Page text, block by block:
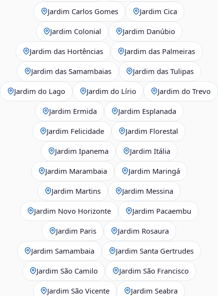
Jardim Carlos Gomes Jardim Cica
Jardim Colonial Jardim Danúbio
Jardim das Hortências Jardim das Palmeiras
Jardim das Samambaias Jardim das Tulipas
Jardim do Lago Jardim do Lírio Jardim do Trevo
Jardim Ermida Jardim Esplanada
Jardim Felicidade Jardim Florestal
Jardim Ipanema Jardim Itália
Jardim Marambaia Jardim Maringá
Jardim Martins Jardim Messina
Jardim Novo Horizonte Jardim Pacaembu
Jardim Paris Jardim Rosaura
Jardim Samambaia Jardim Santa Gertrudes
Jardim São Camilo Jardim São Francisco
Jardim São Vicente Jardim Seabra